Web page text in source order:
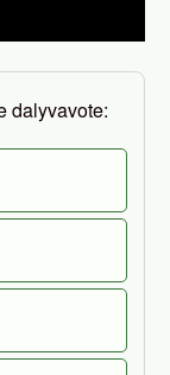
dalyvavote: